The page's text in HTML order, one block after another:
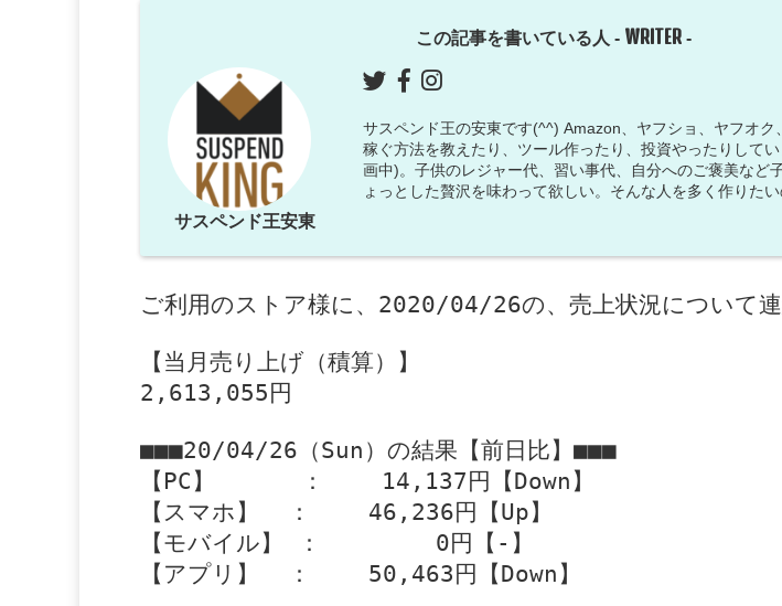
この記事を書いている人 - WRITER -
サスペンド王安東
サスペンド王の安東です(^^) Amazon、ヤフショ、ヤフオク
稼ぐ方法を教えたり、ツール作ったり、投資やったりして
画中)。子供のレジャー代、習い事代、自分へのご褒美など
ょっとした贅沢を味わって欲しい。そんな人を多く作りた
ご利用のストア様に、2020/04/26の、売上状況について連
【当月売り上げ（積算）】
2,613,055円
■■■20/04/26（Sun）の結果【前日比】■■■
【PC】      ：    14,137円【Down】
【スマホ】  ：    46,236円【Up】
【モバイル】 ：        0円【-】
【アプリ】  ：    50,463円【Down】